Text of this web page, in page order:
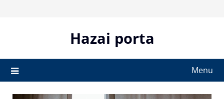
Hazai porta
Menu